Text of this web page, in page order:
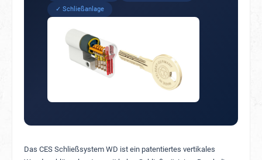
✓ Schließanlage
Das CES Schließsystem WD ist ein patentiertes vertikales